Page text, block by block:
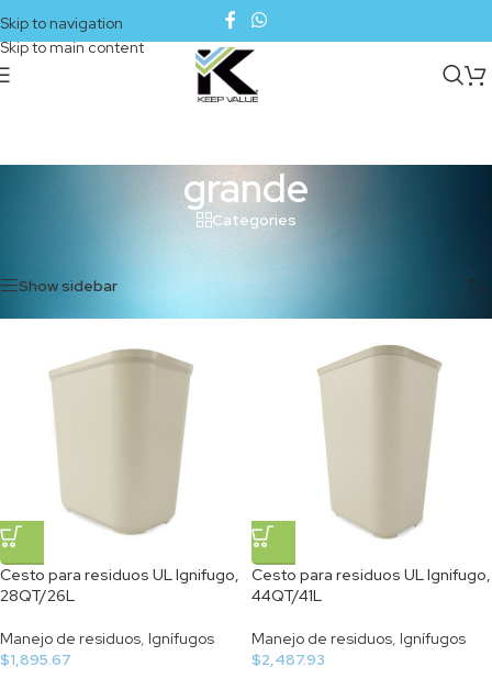
Skip to navigation
Skip to main content
grande
Categories
Productos etiquetados “grande”
Show sidebar
Cesto para residuos UL Ignifugo,
28QT/26L
Manejo de residuos, Ignífugos
$1,895.67
Cesto para residuos UL Ignifugo,
44QT/41L
Manejo de residuos, Ignífugos
$2,487.93